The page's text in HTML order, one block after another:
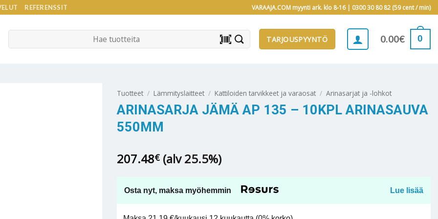
REFERENSSIT VARAAJA.COM myynti ark. klo 8-16 | 0300 30 80 82 (59 cent / min)
barcode_scanner TARJOUSPYYNTÖ 0.00€ 0
Tuotteet / Lämmityslaitteet / Kattiloiden tarvikkeet ja varaosat / Arinasarjat ja -lohkot
ARINASARJA JÄMÄ AP 135 – 10KPL ARINASAUVA
550MM
207.48€ (alv 25.5%)
Osta nyt, maksa myöhemmin Lue lisää